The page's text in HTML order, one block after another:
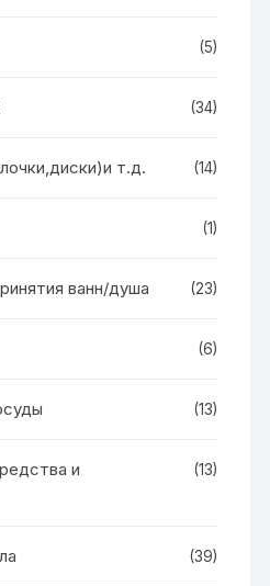
(5)
(34)
т.д. (14)
(1)
ванн/душа (23)
(6)
(13)
и
(13)
(39)